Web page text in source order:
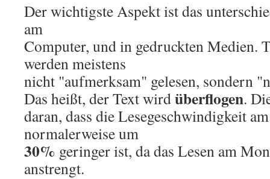
Der wichtigste Aspekt ist das
am
Computer, und in gedruckten Medien.
werden meistens
nicht "aufmerksam" gelesen, sondern
Das heißt, der Text wirdüberflogen.
daran, dass die Lesegeschwindigkeit
normalerweise um
30% geringer ist, da das Lesen am
anstrengt.